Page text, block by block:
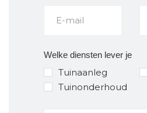
Welke diensten lever je
Tuinaanleg
Tuinonderhoud